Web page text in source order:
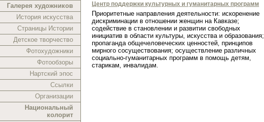
Галерея художников
История искусства
Страницы Истории
Детское творчество
Фотохудожники
Фотообзоры
Нартский эпос
Ссылки
Организации
Национальный
колорит
Центр поддержки культурных и гуманитарных программ
Приоритетные направления деятельности: искоренение
дискриминации в отношении женщин на Кавказе;
содействие в становлении и развитии свободных
инициатив в области культуры, искусства и образования;
пропаганда общечеловеческих ценностей, принципов
мирного сосуществования; осуществление различных
социально-гуманитарных программ в помощь детям,
старикам, инвалидам.